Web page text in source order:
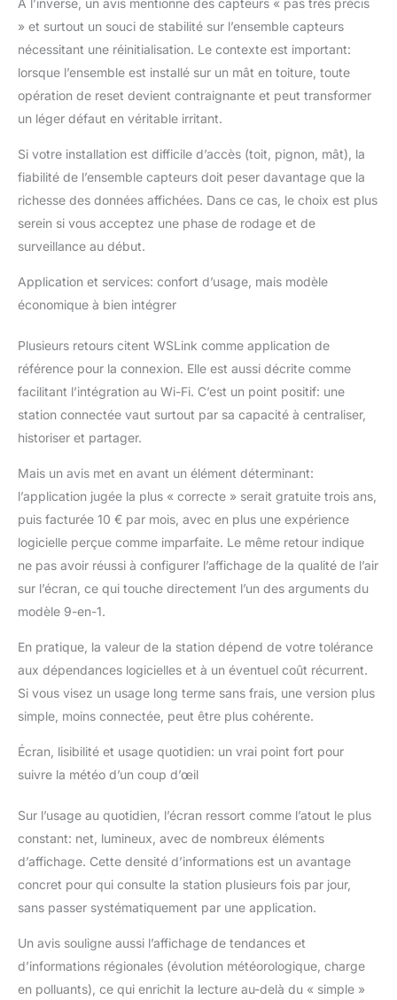
À l’inverse, un avis mentionne des capteurs « pas très précis
» et surtout un souci de stabilité sur l’ensemble capteurs
nécessitant une réinitialisation. Le contexte est important:
lorsque l’ensemble est installé sur un mât en toiture, toute
opération de reset devient contraignante et peut transformer
un léger défaut en véritable irritant.
Si votre installation est difficile d’accès (toit, pignon, mât), la
fiabilité de l’ensemble capteurs doit peser davantage que la
richesse des données affichées. Dans ce cas, le choix est plus
serein si vous acceptez une phase de rodage et de
surveillance au début.
Application et services: confort d’usage, mais modèle
économique à bien intégrer
Plusieurs retours citent WSLink comme application de
référence pour la connexion. Elle est aussi décrite comme
facilitant l’intégration au Wi-Fi. C’est un point positif: une
station connectée vaut surtout par sa capacité à centraliser,
historiser et partager.
Mais un avis met en avant un élément déterminant:
l’application jugée la plus « correcte » serait gratuite trois ans,
puis facturée 10 € par mois, avec en plus une expérience
logicielle perçue comme imparfaite. Le même retour indique
ne pas avoir réussi à configurer l’affichage de la qualité de l’air
sur l’écran, ce qui touche directement l’un des arguments du
modèle 9-en-1.
En pratique, la valeur de la station dépend de votre tolérance
aux dépendances logicielles et à un éventuel coût récurrent.
Si vous visez un usage long terme sans frais, une version plus
simple, moins connectée, peut être plus cohérente.
Écran, lisibilité et usage quotidien: un vrai point fort pour
suivre la météo d’un coup d’œil
Sur l’usage au quotidien, l’écran ressort comme l’atout le plus
constant: net, lumineux, avec de nombreux éléments
d’affichage. Cette densité d’informations est un avantage
concret pour qui consulte la station plusieurs fois par jour,
sans passer systématiquement par une application.
Un avis souligne aussi l’affichage de tendances et
d’informations régionales (évolution météorologique, charge
en polluants), ce qui enrichit la lecture au-delà du « simple »